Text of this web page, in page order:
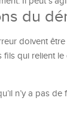
du
doivent
qui relient
n’y a pas